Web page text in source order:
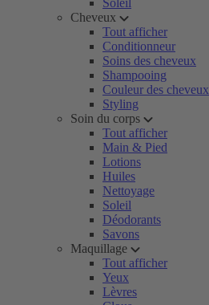
Soleil
Cheveux
Tout afficher
Conditionneur
Soins des cheveux
Shampooing
Couleur des cheveux
Styling
Soin du corps
Tout afficher
Main & Pied
Lotions
Huiles
Nettoyage
Soleil
Déodorants
Savons
Maquillage
Tout afficher
Yeux
Lèvres